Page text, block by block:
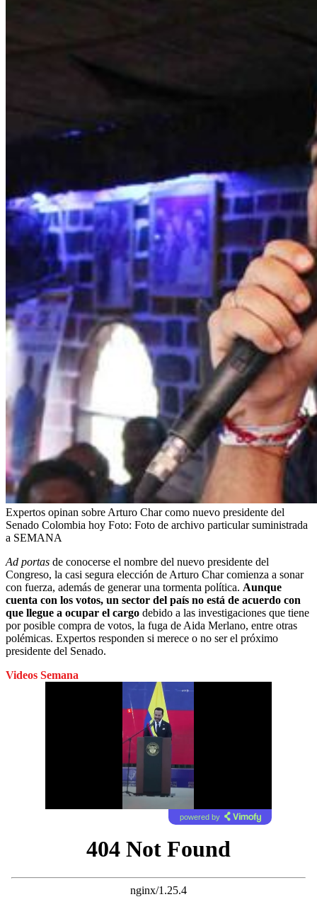
Expertos opinan sobre Arturo Char como nuevo presidente del
Senado Colombia hoy Foto: Foto de archivo particular suministrada
a SEMANA
Ad portas de conocerse el nombre del nuevo presidente del
Congreso, la casi segura elección de Arturo Char comienza a sonar
con fuerza, además de generar una tormenta política. Aunque
cuenta con los votos, un sector del país no está de acuerdo con
que llegue a ocupar el cargo debido a las investigaciones que tiene
por posible compra de votos, la fuga de Aida Merlano, entre otras
polémicas. Expertos responden si merece o no ser el próximo
presidente del Senado.
Videos Semana
powered by